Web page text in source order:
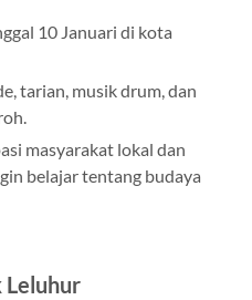
10 Januari di kota
tarian, musik drum, dan
masyarakat lokal dan
belajar tentang budaya
Leluhur